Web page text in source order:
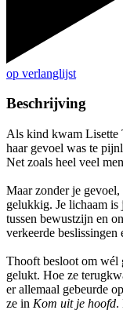
op verlanglijst
Beschrijving
Als kind kwam Lisette
haar gevoel was te
Net zoals heel veel
Maar zonder je
gelukkig. Je lichaam is
tussen bewustzijn en
verkeerde
Thooft besloot om wél
gelukt. Hoe ze
er allemaal gebeurde
ze in Kom uit je hoofd.